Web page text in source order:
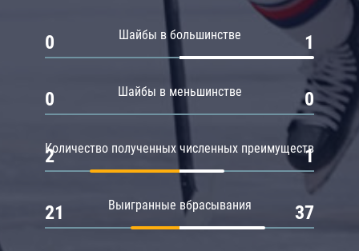
Шайбы в большинстве
0 1
Шайбы в меньшинстве
0 0
Количество полученных численных преимуществ
2 1
Выигранные вбрасывания
21 37